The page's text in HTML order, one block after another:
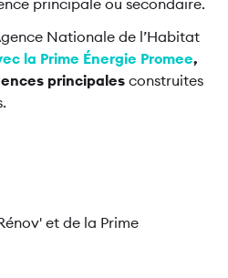
principale ou secondaire.
Nationale de l’Habitat
la Prime Énergie Promee,
principales construites
et de la Prime